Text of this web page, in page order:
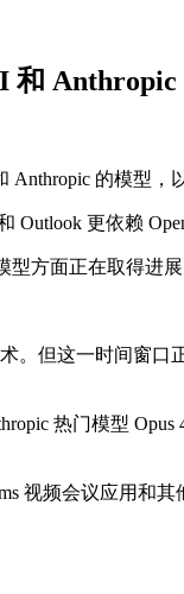
和 Anthropic
的模型，
更依赖
方面正在取得进展
。但这一时间窗
热门模型
视频会议应用和其